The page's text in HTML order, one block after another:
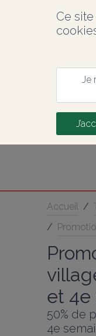
Ce
Je
Accueil /
/
et 4e
50% de
4e